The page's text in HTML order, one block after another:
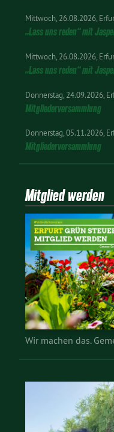
Mittwoch 26.08.2026
„Lass uns reden“ mit
Mittwoch 26.08.2026
„Lass uns reden“ mit
Donnerstag 24.09.2026
Mitgliederversammlung
Donnerstag 05.11.2026
Mitgliederversammlung
Mitglied werden
Wir machen das.